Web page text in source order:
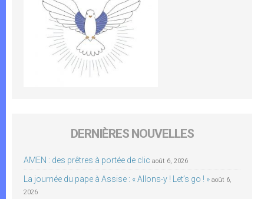
DERNIÈRES NOUVELLES
AMEN : des prêtres à portée de clic août 6, 2026
La journée du pape à Assise : « Allons-y ! Let’s go ! » août 6,
2026